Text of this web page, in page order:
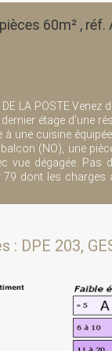
60m² , réf.
DE LA POSTE
étage d'une
une cuisine
(NO), une
vue dégagée. Pas
dont les charges
DPE 203,